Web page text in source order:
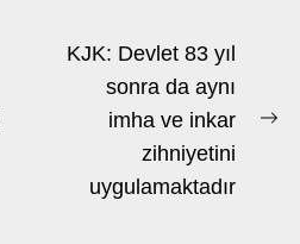
KJK: Devlet 83 yıl
sonra da aynı
imha ve inkar
zihniyetini
uygulamaktadır